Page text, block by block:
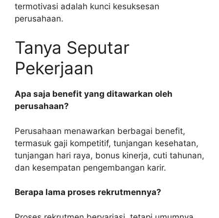
termotivasi adalah kunci kesuksesan
perusahaan.
Tanya Seputar
Pekerjaan
Apa saja benefit yang ditawarkan oleh
perusahaan?
Perusahaan menawarkan berbagai benefit,
termasuk gaji kompetitif, tunjangan kesehatan,
tunjangan hari raya, bonus kinerja, cuti tahunan,
dan kesempatan pengembangan karir.
Berapa lama proses rekrutmennya?